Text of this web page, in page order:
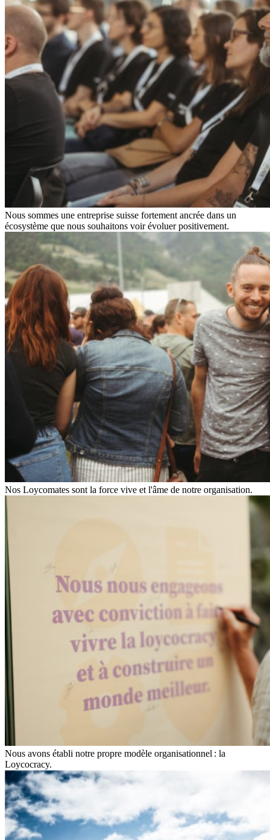
Nous sommes une entreprise suisse fortement ancrée dans un
écosystème que nous souhaitons voir évoluer positivement.
Nos Loycomates sont la force vive et l'âme de notre organisation.
Nous avons établi notre propre modèle organisationnel : la
Loycocracy.